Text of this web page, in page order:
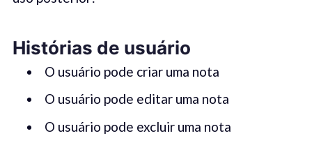
Histórias de usuário
O usuário pode criar uma nota
O usuário pode editar uma nota
O usuário pode excluir uma nota